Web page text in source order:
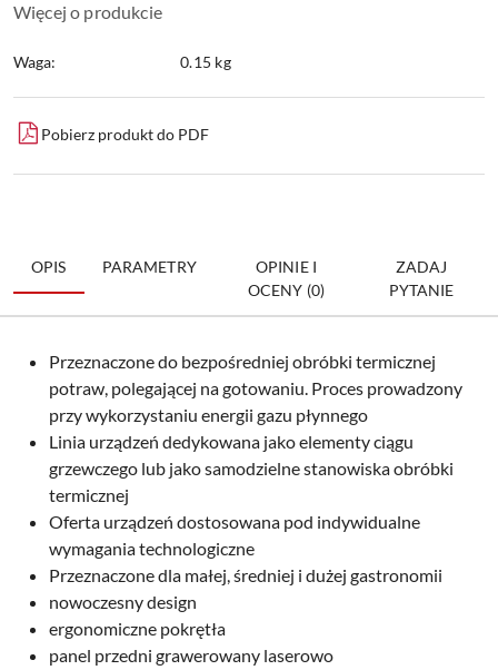
Więcej o produkcie
Waga: 0.15 kg
Pobierz produkt do PDF
OPIS PARAMETRY
OPINIE I
OCENY (0)
ZADAJ
PYTANIE
Przeznaczone do bezpośredniej obróbki termicznej
potraw, polegającej na gotowaniu. Proces prowadzony
przy wykorzystaniu energii gazu płynnego
Linia urządzeń dedykowana jako elementy ciągu
grzewczego lub jako samodzielne stanowiska obróbki
termicznej
Oferta urządzeń dostosowana pod indywidualne
wymagania technologiczne
Przeznaczone dla małej, średniej i dużej gastronomii
nowoczesny design
ergonomiczne pokrętła
panel przedni grawerowany laserowo